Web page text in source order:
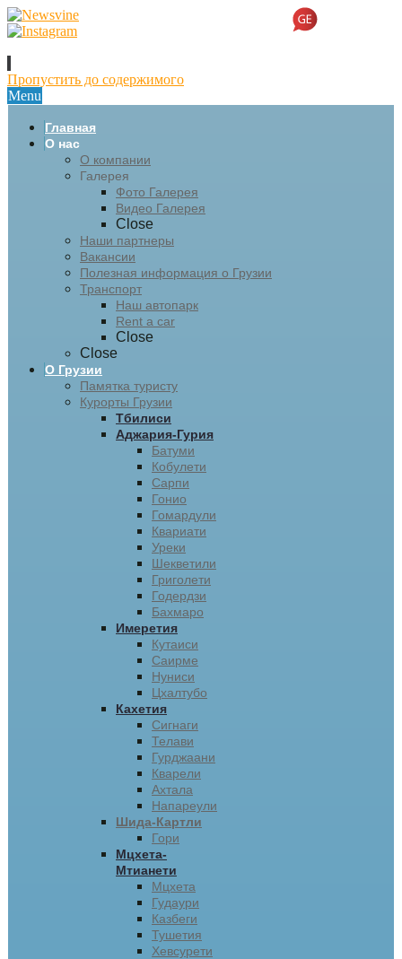
Пропустить до содержимого
Menu
Главная
О нас
О компании
Галерея
Фото Галерея
Видео Галерея
Close
Наши партнеры
Вакансии
Полезная информация о Грузии
Транспорт
Наш автопарк
Rent a car
Close
Close
О Грузии
Памятка туристу
Курорты Грузии
Тбилиси
Аджария-Гурия
Батуми
Кобулети
Сарпи
Гонио
Гомардули
Квариати
Уреки
Шекветили
Григолети
Годердзи
Бахмаро
Имеретия
Кутаиси
Саирме
Нуниси
Цхалтубо
Кахетия
Сигнаги
Телави
Гурджаани
Кварели
Ахтала
Напареули
Шида-Картли
Гори
Мцхета-
Мтианети
Мцхета
Гудаури
Казбеги
Тушетия
Хевсурети